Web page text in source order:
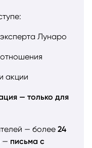
Лунаро
акции
— только для
— более 24
— письма с